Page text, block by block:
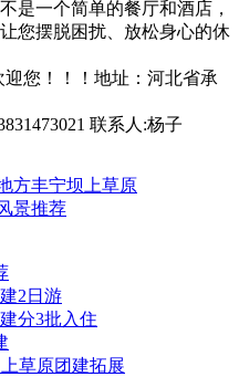
一个简单的餐厅和酒店，
您摆脱困扰、放松身心的休
您！！！地址：河北省承
联系人:杨子
方丰宁坝上草原
景推荐
2日游
分3批入住
草原团建拓展